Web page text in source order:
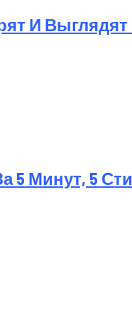
И
5 Минут, 5